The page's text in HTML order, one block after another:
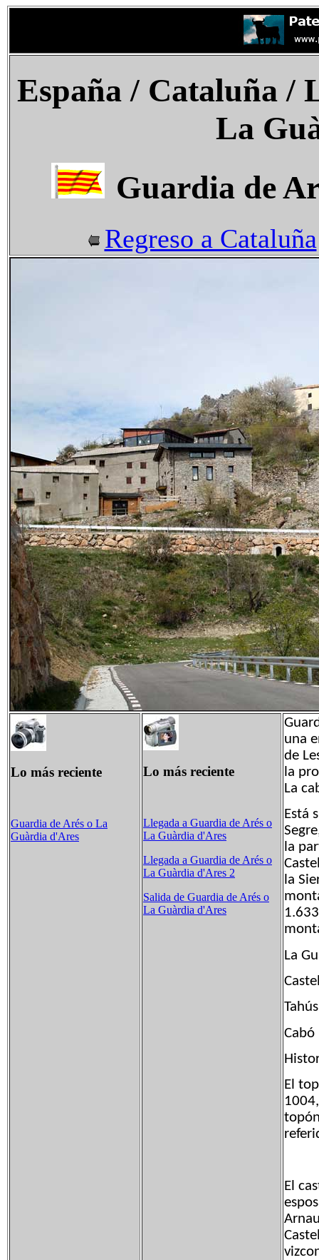
España/ Cataluña /
La
Guardia de
Regreso a Cataluña
Lo más reciente
Guardia de Arés o La
Guàrdia d'Ares
Lo más reciente
Llegada a Guardia de Arés o
La Guàrdia d'Ares
Llegada a Guardia de Arés o
La Guàrdia d'Ares 2
Salida de Guardia de Arés o
La Guàrdia d'Ares
una
de
la
La
Está
la
la
La
El
El